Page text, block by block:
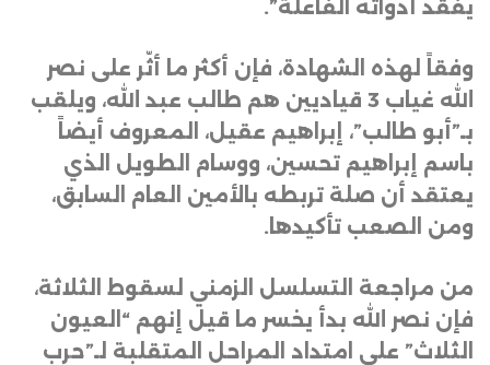
يفقد أدواته الفاعلة”.
وفقاً لهذه الشهادة، فإن أكثر ما أثّر على نصر
الله غياب 3 قياديين هم طالب عبد الله، ويلقب
بـ”أبو طالب”، إبراهيم عقيل، المعروف أيضاً
باسم إبراهيم تحسين، ووسام الطويل الذي
يعتقد أن صلة تربطه بالأمين العام السابق،
ومن الصعب تأكيدها .
من مراجعة التسلسل الزمني لسقوط الثلاثة،
فإن نصر الله بدأ يخسر ما قيل إنهم “العيون
الثلاث” على امتداد المراحل المتقلبة لـ”حرب